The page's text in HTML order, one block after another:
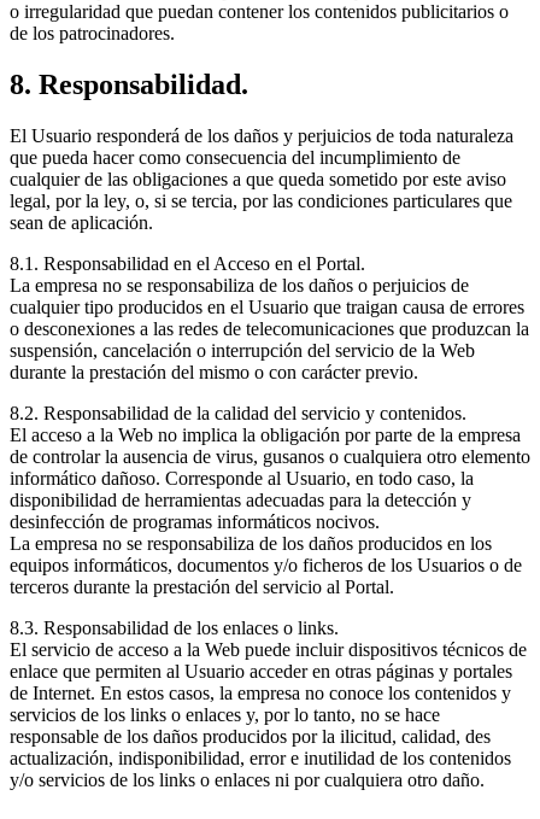
o irregularidad que puedan contener los contenidos publicitarios o
de los patrocinadores.
8. Responsabilidad.
El Usuario responderá de los daños y perjuicios de toda naturaleza
que pueda hacer como consecuencia del incumplimiento de
cualquier de las obligaciones a que queda sometido por este aviso
legal, por la ley, o, si se tercia, por las condiciones particulares que
sean de aplicación.
8.1. Responsabilidad en el Acceso en el Portal.
La empresa no se responsabiliza de los daños o perjuicios de
cualquier tipo producidos en el Usuario que traigan causa de errores
o desconexiones a las redes de telecomunicaciones que produzcan la
suspensión, cancelación o interrupción del servicio de la Web
durante la prestación del mismo o con carácter previo.
8.2. Responsabilidad de la calidad del servicio y contenidos.
El acceso a la Web no implica la obligación por parte de la empresa
de controlar la ausencia de virus, gusanos o cualquiera otro elemento
informático dañoso. Corresponde al Usuario, en todo caso, la
disponibilidad de herramientas adecuadas para la detección y
desinfección de programas informáticos nocivos.
La empresa no se responsabiliza de los daños producidos en los
equipos informáticos, documentos y/o ficheros de los Usuarios o de
terceros durante la prestación del servicio al Portal.
8.3. Responsabilidad de los enlaces o links.
El servicio de acceso a la Web puede incluir dispositivos técnicos de
enlace que permiten al Usuario acceder en otras páginas y portales
de Internet. En estos casos, la empresa no conoce los contenidos y
servicios de los links o enlaces y, por lo tanto, no se hace
responsable de los daños producidos por la ilicitud, calidad, des
actualización, indisponibilidad, error e inutilidad de los contenidos
y/o servicios de los links o enlaces ni por cualquiera otro daño.